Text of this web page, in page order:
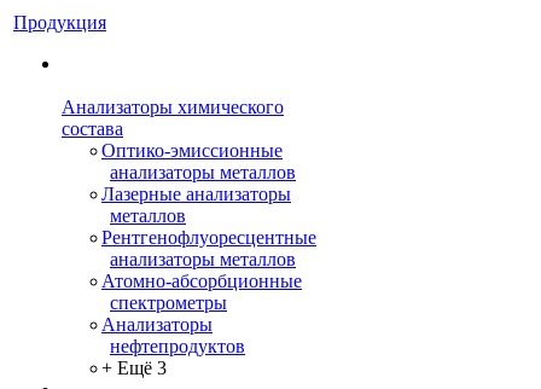
Продукция
Анализаторы химического
состава
Оптико-эмиссионные
анализаторы металлов
Лазерные анализаторы
металлов
Рентгенофлуоресцентные
анализаторы металлов
Атомно-абсорбционные
спектрометры
Анализаторы
нефтепродуктов
+ Ещё 3